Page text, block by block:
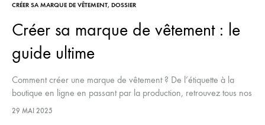
CRÉER SA MARQUE DE VÊTEMENT, DOSSIER
Créer sa marque de vêtement : le
guide ultime
Comment créer une marque de vêtement ? De l’étiquette à la
boutique en ligne en passant par la production, retrouvez tous nos
conseils.
29 MAI 2025